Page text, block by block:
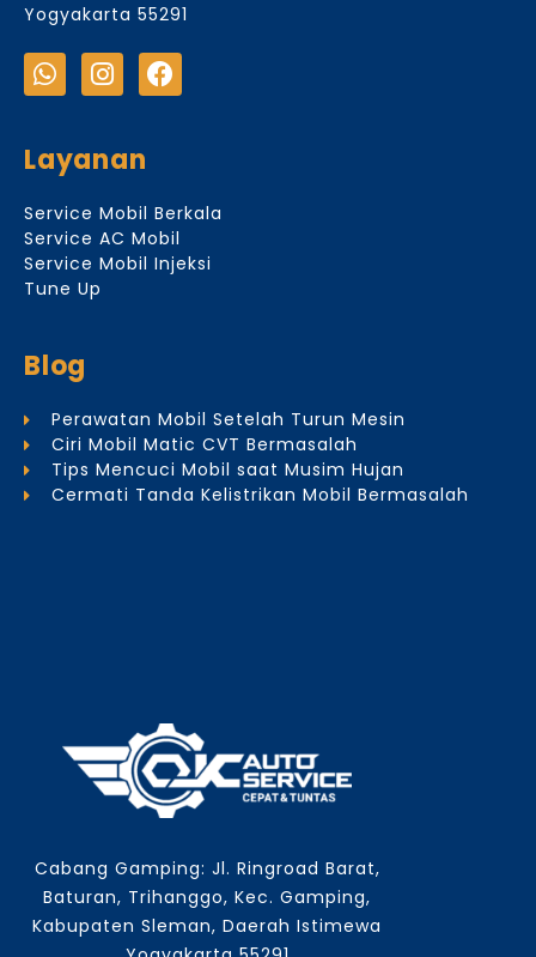
Yogyakarta 55291
Layanan
Service Mobil Berkala
Service AC Mobil
Service Mobil Injeksi
Tune Up
Blog
Perawatan Mobil Setelah Turun Mesin
Ciri Mobil Matic CVT Bermasalah
Tips Mencuci Mobil saat Musim Hujan
Cermati Tanda Kelistrikan Mobil Bermasalah
Cabang Gamping: Jl. Ringroad Barat,
Baturan, Trihanggo, Kec. Gamping,
Kabupaten Sleman, Daerah Istimewa